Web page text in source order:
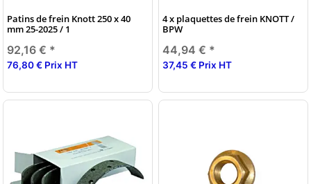
Patins de frein Knott 250 x 40
mm 25-2025 / 1
92,16 € *
76,80 € Prix HT
4 x plaquettes de frein KNOTT /
BPW
44,94 € *
37,45 € Prix HT